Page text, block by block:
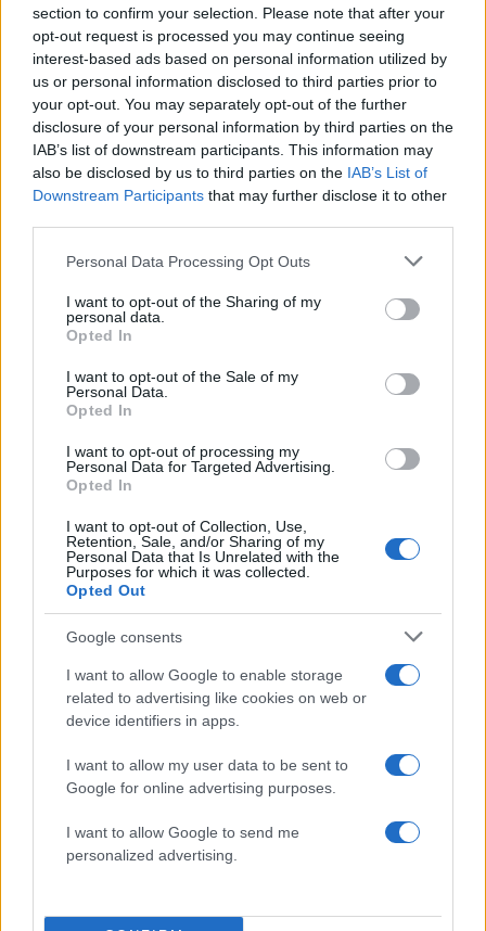
section to confirm your selection. Please note that after your
opt-out request is processed you may continue seeing
interest-based ads based on personal information utilized by
us or personal information disclosed to third parties prior to
your opt-out. You may separately opt-out of the further
disclosure of your personal information by third parties on the
IAB’s list of downstream participants. This information may
also be disclosed by us to third parties on the IAB’s List of
Downstream Participants that may further disclose it to other
Please note that this website/app uses one or more Google
not limited to your visit or usage behaviour. You may click to
grant or deny consent to Google and its third-party tags to
use your data for below specified purposes in below Google
consent section.
Personal Data Processing Opt Outs
I want to opt-out of the Sharing of my
personal data.
Opted In
I want to opt-out of the Sale of my
Personal Data.
Opted In
I want to opt-out of processing my
Personal Data for Targeted Advertising.
Opted In
I want to opt-out of Collection, Use,
Retention, Sale, and/or Sharing of my
Personal Data that Is Unrelated with the
Purposes for which it was collected.
Opted Out
Google consents
I want to allow Google to enable storage
related to advertising like cookies on web or
device identifiers in apps.
I want to allow my user data to be sent to
Google for online advertising purposes.
I want to allow Google to send me
personalized advertising.
2000 /2000
Υποβολή σχολίου
Όροι Χρήσης. Το site προστατεύεται από reCAPTCHA, ισχύουν
Πολιτική Απορρήτου&Όροι Χρήσηςτης Google.
Αθλητικά
ΠΑΝΑΘΗΝΑΙΚΟΣ
ΤΙ ΤΖΕΙ ΣΟΡΤΣ
Share:
ενημερωθείτε πρώτοι για όλη την ειδησεογραφία και τα
τελευταία νέατης ημέρας
Πιο δημοφιλή
Σέρρες: Βίντεο ντοκουμέντο από το
τροχαίο με νεκρούς μητέρα και γιο – Ο
σύγκρουση
Έρχεται τριήμερο με 40άρια και ισχυρά
μελτέμια - Οι περιοχές που θα είναι πιο
έντονα τα φαινόμενα
Στα Χανιά για ολιγοήμερες διακοπές ο
Κυριάκος Μητσοτάκης με την σύζυγό του
Μαρέβα
Marfin: Η 46χρονη πήρε προθεσμία για να
απολογηθεί την Τρίτη – «Είναι αθώα,
συμμετείχε στη διαδήλωση όπως και
ΠΑΟΚ – Άντερλεχτ 0-1: Οι Θεσσαλονικείς